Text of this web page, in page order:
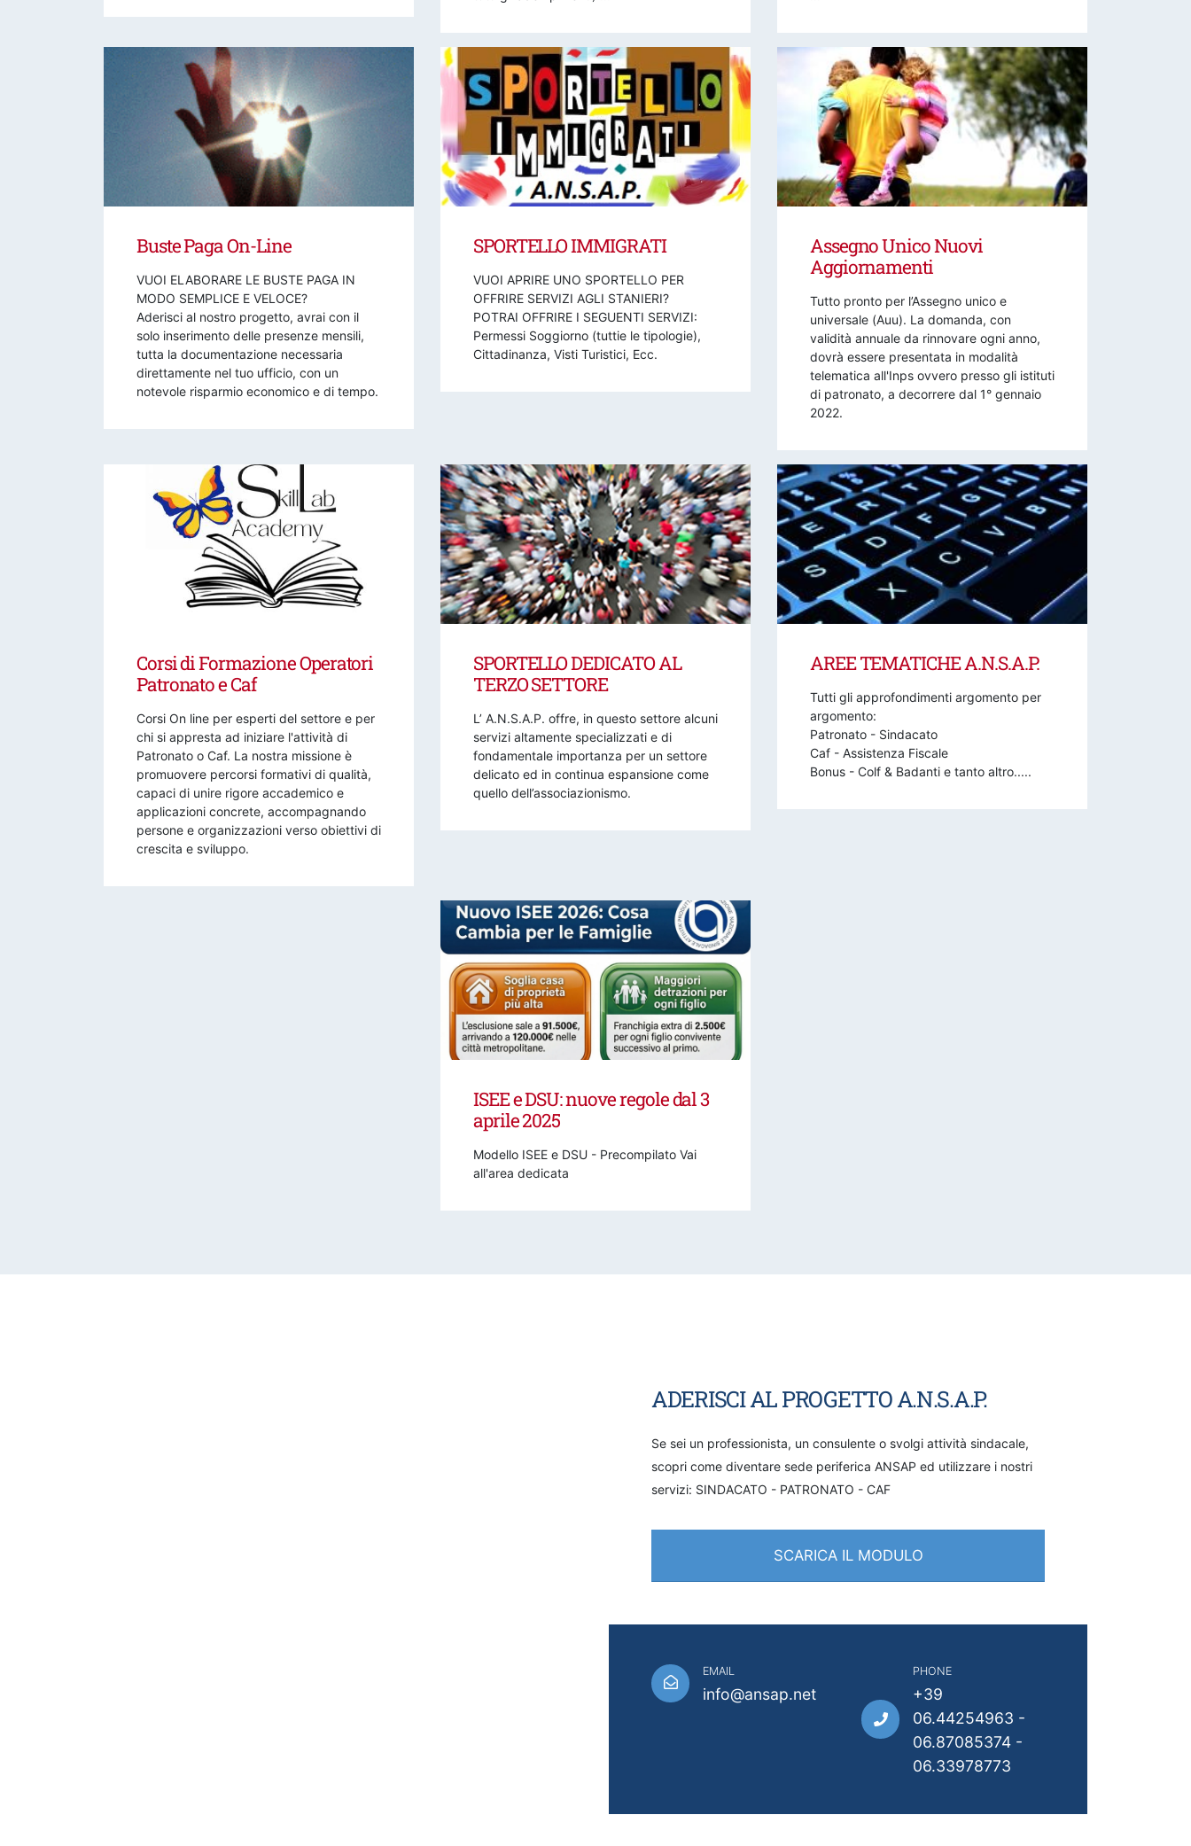
Buste Paga On-Line
VUOI ELABORARE LE BUSTE PAGA IN
MODO SEMPLICE E VELOCE?
Aderisci al nostro progetto, avrai con il
solo inserimento delle presenze mensili,
tutta la documentazione necessaria
direttamente nel tuo ufficio, con un
notevole risparmio economico e di tempo.
SPORTELLO IMMIGRATI
VUOI APRIRE UNO SPORTELLO PER
OFFRIRE SERVIZI AGLI STANIERI?
POTRAI OFFRIRE I SEGUENTI SERVIZI:
Permessi Soggiorno (tuttie le tipologie),
Cittadinanza, Visti Turistici, Ecc.
Assegno Unico Nuovi
Aggiornamenti
Tutto pronto per l’Assegno unico e
universale (Auu). La domanda, con
validità annuale da rinnovare ogni anno,
dovrà essere presentata in modalità
telematica all'Inps ovvero presso gli istituti
di patronato, a decorrere dal 1° gennaio
2022.
Corsi di Formazione Operatori
Patronato e Caf
Corsi On line per esperti del settore e per
chi si appresta ad iniziare l'attività di
Patronato o Caf. La nostra missione è
promuovere percorsi formativi di qualità,
capaci di unire rigore accademico e
applicazioni concrete, accompagnando
persone e organizzazioni verso obiettivi di
crescita e sviluppo.
SPORTELLO DEDICATO AL
TERZO SETTORE
L’ A.N.S.A.P. offre, in questo settore alcuni
servizi altamente specializzati e di
fondamentale importanza per un settore
delicato ed in continua espansione come
quello dell’associazionismo.
AREE TEMATICHE A.N.S.A.P.
Tutti gli approfondimenti argomento per
argomento:
Patronato - Sindacato
Caf - Assistenza Fiscale
Bonus - Colf & Badanti e tanto altro.....
ISEE e DSU: nuove regole dal 3
aprile 2025
Modello ISEE e DSU - Precompilato Vai
all'area dedicata
ADERISCI AL PROGETTO A.N.S.A.P.
Se sei un professionista, un consulente o svolgi attività sindacale,
scopri come diventare sede periferica ANSAP ed utilizzare i nostri
servizi: SINDACATO - PATRONATO - CAF
SCARICA IL MODULO
EMAIL
info@ansap.net
PHONE
+39
06.44254963 -
06.87085374 -
06.33978773